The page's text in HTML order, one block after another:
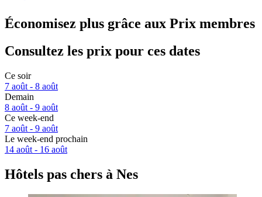
Économisez plus grâce aux Prix membres
Consultez les prix pour ces dates
Ce soir
7 août - 8 août
Demain
8 août - 9 août
Ce week-end
7 août - 9 août
Le week-end prochain
14 août - 16 août
Hôtels pas chers à Nes